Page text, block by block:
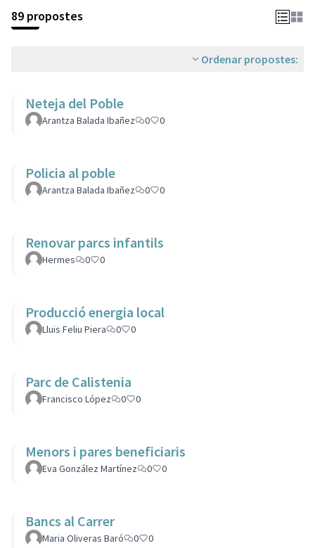
89 propostes
Ordenar propostes:
Neteja del Poble
Arantza Balada Ibañez 0 0
Policia al poble
Arantza Balada Ibañez 0 0
Renovar parcs infantils
Hermes 0 0
Producció energia local
Lluis Feliu Piera 0 0
Parc de Calistenia
Francisco López 0 0
Menors i pares beneficiaris
Eva González Martínez 0 0
Bancs al Carrer
Maria Oliveras Baró 0 0